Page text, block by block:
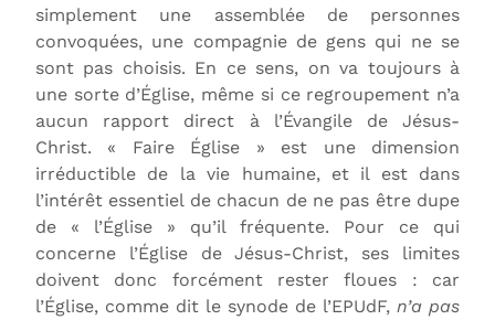
simplement une assemblée de personnes
convoquées, une compagnie de gens qui ne se
sont pas choisis. En ce sens, on va toujours à
une sorte d’Église, même si ce regroupement n’a
aucun rapport direct à l’Évangile de Jésus-
Christ. « Faire Église » est une dimension
irréductible de la vie humaine, et il est dans
l’intérêt essentiel de chacun de ne pas être dupe
de « l’Église » qu’il fréquente. Pour ce qui
concerne l’Église de Jésus-Christ, ses limites
doivent donc forcément rester floues : car
l’Église, comme dit le synode de l’EPUdF, n’a pas